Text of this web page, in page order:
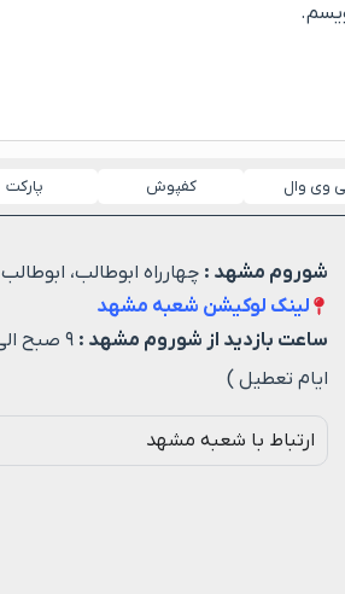
وی وال کفپوش پارکت
شوروم مشهد : چهارراه ابوطالب، ابوطالب ۱، نبش شهید خیاطی ۳
لینک لوکیشن شعبه مشهد
ساعت بازدید از شوروم مشهد :
ایام تعطیل )
ارتباط با شعبه مشهد